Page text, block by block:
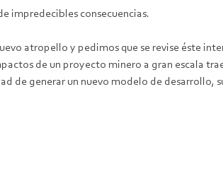
impredecibles consecuencias.
atropello y pedimos que se revise éste
de un proyecto minero a gran escala
de generar un nuevo modelo de desarrollo,